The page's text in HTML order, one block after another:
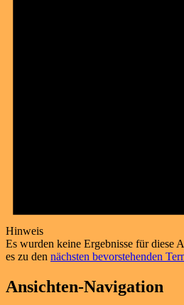
Hinweis
Es wurden keine Ergebnisse für diese
es zu den nächsten bevorstehenden
Ansichten-Navigation